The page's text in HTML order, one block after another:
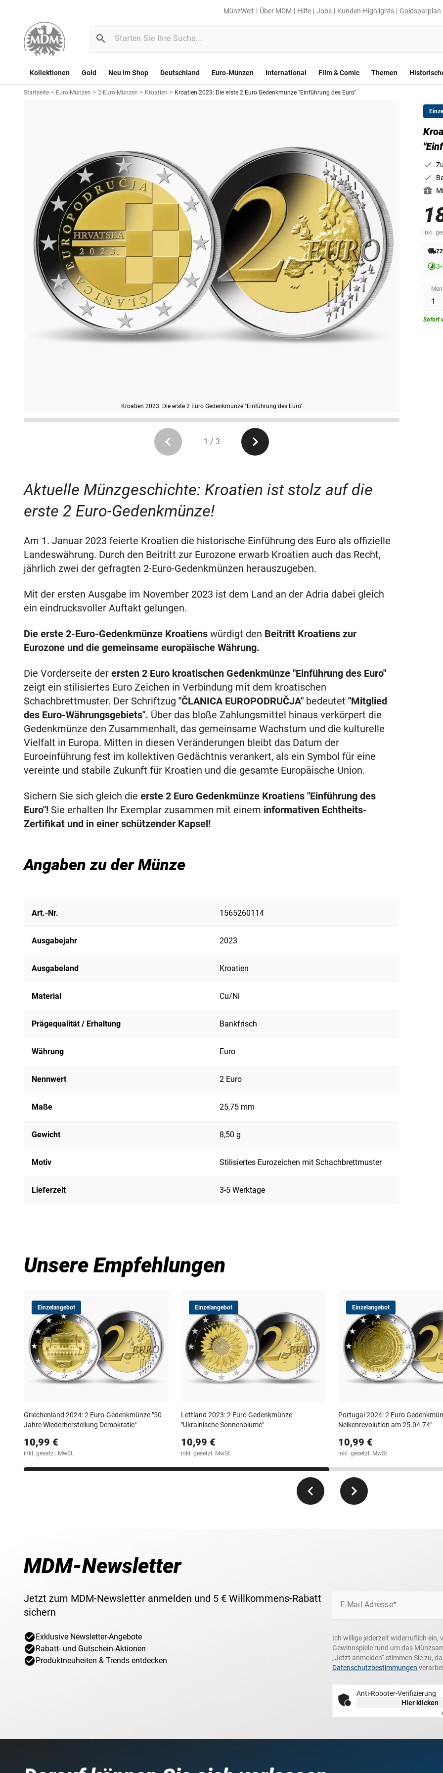
MünzWelt Über MDM Hilfe Jobs Kunden-Highlights Goldsparplan
Kollektionen Gold Neu im Shop Deutschland Euro-Münzen International Film & Comic Themen
Startseite > Euro-Münzen > 2-Euro-Münzen > Kroatien > Kroatien 2023: Die erste 2 Euro Gedenkmünze "Einführung des Euro"
Kroatien 2023: Die erste 2 Euro Gedenkmünze "Einführung des Euro"
1 / 3
inkl.
Sofort
Aktuelle Münzgeschichte: Kroatien ist stolz auf die
erste 2 Euro-Gedenkmünze!
Am 1. Januar 2023 feierte Kroatien die historische Einführung des Euro als offizielle
Landeswährung. Durch den Beitritt zur Eurozone erwarb Kroatien auch das Recht,
jährlich zwei der gefragten 2-Euro-Gedenkmünzen herauszugeben.
Mit der ersten Ausgabe im November 2023 ist dem Land an der Adria dabei gleich
ein eindrucksvoller Auftakt gelungen.
Die erste 2-Euro-Gedenkmünze Kroatiens würdigt den Beitritt Kroatiens zur
Eurozone und die gemeinsame europäische Währung.
Die Vorderseite der ersten 2 Euro kroatischen Gedenkmünze "Einführung des Euro"
zeigt ein stilisiertes Euro Zeichen in Verbindung mit dem kroatischen
Schachbrettmuster. Der Schriftzug "ČLANICA EUROPODRUČJA" bedeutet "Mitglied
des Euro-Währungsgebiets". Über das bloße Zahlungsmittel hinaus verkörpert die
Gedenkmünze den Zusammenhalt, das gemeinsame Wachstum und die kulturelle
Vielfalt in Europa. Mitten in diesen Veränderungen bleibt das Datum der
Euroeinführung fest im kollektiven Gedächtnis verankert, als ein Symbol für eine
vereinte und stabile Zukunft für Kroatien und die gesamte Europäische Union.
Sichern Sie sich gleich die erste 2 Euro Gedenkmünze Kroatiens "Einführung des
Euro"! Sie erhalten Ihr Exemplar zusammen mit einem informativen Echtheits-
Zertifikat und in einer schützender Kapsel!
Angaben zu der Münze
Art.-Nr. 1565260114
Ausgabejahr 2023
Ausgabeland Kroatien
Material Cu/Ni
Prägequalität / Erhaltung Bankfrisch
Währung Euro
Nennwert 2 Euro
Maße 25,75 mm
Gewicht 8,50 g
Motiv Stilisiertes Eurozeichen mit Schachbrettmuster
Lieferzeit 3-5 Werktage
Unsere Empfehlungen
Einzelangebot
Griechenland 2024: 2 Euro-Gedenkmünze "50
Jahre Wiederherstellung Demokratie"
10,99 €
inkl. gesetzl. MwSt.
Einzelangebot
Lettland 2023: 2 Euro Gedenkmünze
"Ukrainische Sonnenblume"
10,99 €
inkl. gesetzl. MwSt.
Einzelangebot
Portugal 2024: 2 Euro
Nelkenrevolution am 25.04.74"
10,99 €
inkl. gesetzl. MwSt.
MDM-Newsletter
Jetzt zum MDM-Newsletter anmelden und 5 € Willkommens-Rabatt
sichern
Exklusive Newsletter-Angebote
Rabatt- und Gutschein-Aktionen
Produktneuheiten & Trends entdecken
E-Mail Adresse*
Ich willige jederzeit widerruflich ein,
Gewinnspiele rund um das
„Jetzt anmelden“ stimmen Sie zu,
Datenschutzbestimmungen
Anti-Roboter-Verifizierung
Hier klicken